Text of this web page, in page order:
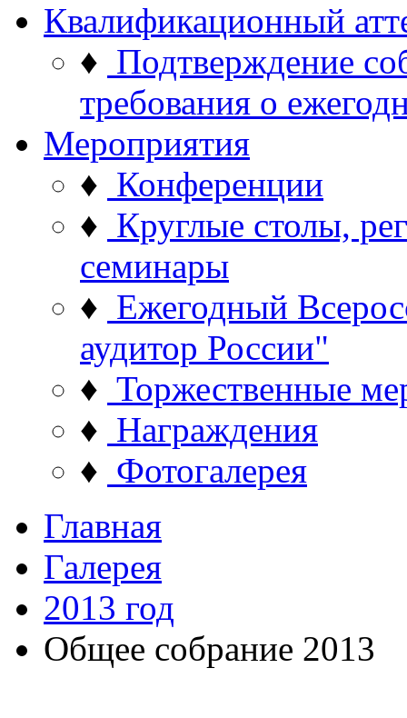
Квалификационный
♦ Подтверждение
требования о
Мероприятия
♦ Конференции
♦ Круглые столы,
семинары
♦ Ежегодный
аудитор России"
♦ Торжественные
♦ Награждения
♦ Фотогалерея
Главная
Галерея
2013 год
Общее собрание 2013